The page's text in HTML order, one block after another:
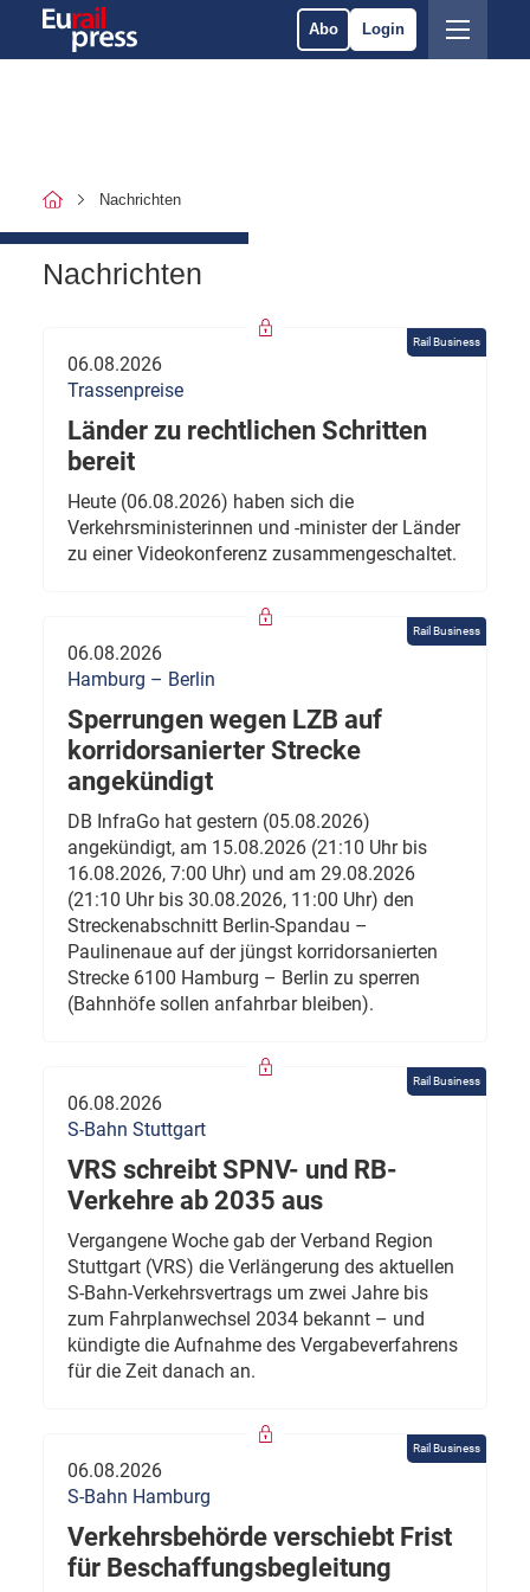
Abo Login
Nachrichten
Nachrichten
Rail Business
06.08.2026
Trassenpreise
Länder zu rechtlichen Schritten
bereit
Heute (06.08.2026) haben sich die
Verkehrsministerinnen und -minister der Länder
zu einer Videokonferenz zusammengeschaltet.
Rail Business
06.08.2026
Hamburg – Berlin
Sperrungen wegen LZB auf
korridorsanierter Strecke
angekündigt
DB InfraGo hat gestern (05.08.2026)
angekündigt, am 15.08.2026 (21:10 Uhr bis
16.08.2026, 7:00 Uhr) und am 29.08.2026
(21:10 Uhr bis 30.08.2026, 11:00 Uhr) den
Streckenabschnitt Berlin-Spandau –
Paulinenaue auf der jüngst korridorsanierten
Strecke 6100 Hamburg – Berlin zu sperren
(Bahnhöfe sollen anfahrbar bleiben).
Rail Business
06.08.2026
S-Bahn Stuttgart
VRS schreibt SPNV- und RB-
Verkehre ab 2035 aus
Vergangene Woche gab der Verband Region
Stuttgart (VRS) die Verlängerung des aktuellen
S-Bahn-Verkehrsvertrags um zwei Jahre bis
zum Fahrplanwechsel 2034 bekannt – und
kündigte die Aufnahme des Vergabeverfahrens
für die Zeit danach an.
Rail Business
06.08.2026
S-Bahn Hamburg
Verkehrsbehörde verschiebt Frist
für Beschaffungsbegleitung